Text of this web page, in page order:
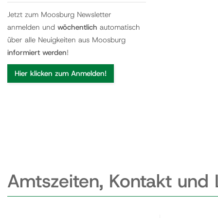
Jetzt zum Moosburg Newsletter
anmelden und wöchentlich automatisch
über alle Neuigkeiten aus Moosburg
informiert werden!
Hier klicken zum Anmelden!
Amtszeiten, Kontakt und